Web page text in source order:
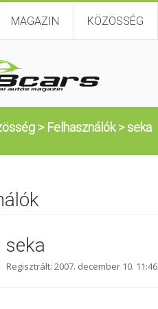
MAGAZIN KÖZÖSSÉG
> Felhasználók>seka
seka
Regisztrált: 2007. december 10. 11:46